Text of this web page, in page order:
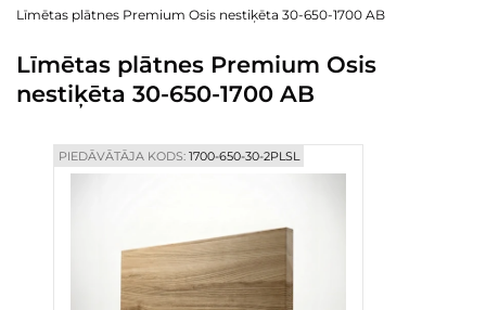
Par mums
Blogs
Kontaktinformācija
Līmētas plātnes Premium Osis nestiķēta 30-650-1700 AB
Līmētas plātnes Premium Osis
nestiķēta 30-650-1700 AB
PIEDĀVĀTĀJA KODS:1700-650-30-2PLSL